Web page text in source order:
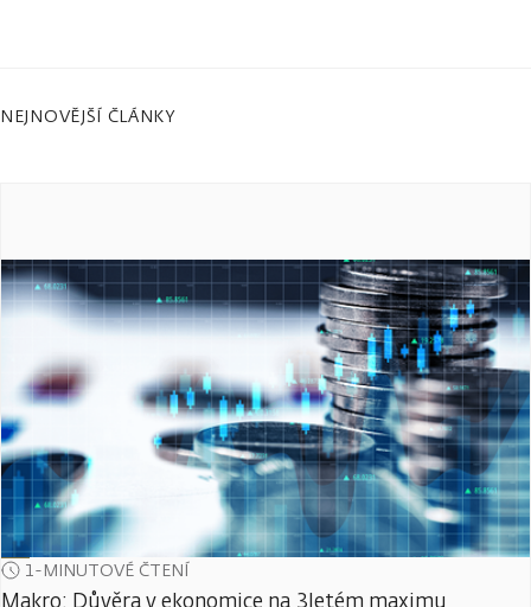
NEJNOVĚJŠÍ ČLÁNKY
1-MINUTOVÉ ČTENÍ
Makro: Důvěra v ekonomice na 3letém maximu